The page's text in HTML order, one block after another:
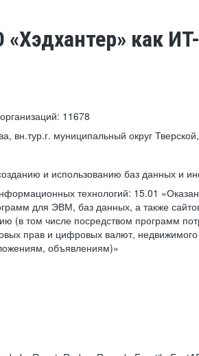
как
11678
вн.тур.г. муниципальный округ
и использованию баз данных и
технологий: 15.01
для ЭВМ, баз данных, а также
(в том числе посредством программ
прав и цифровых валют,
объявлениям)»